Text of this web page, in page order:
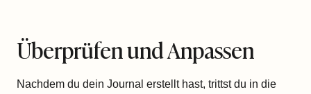
Überprüfen und Anpassen
Nachdem du dein Journal erstellt hast, trittst du in die